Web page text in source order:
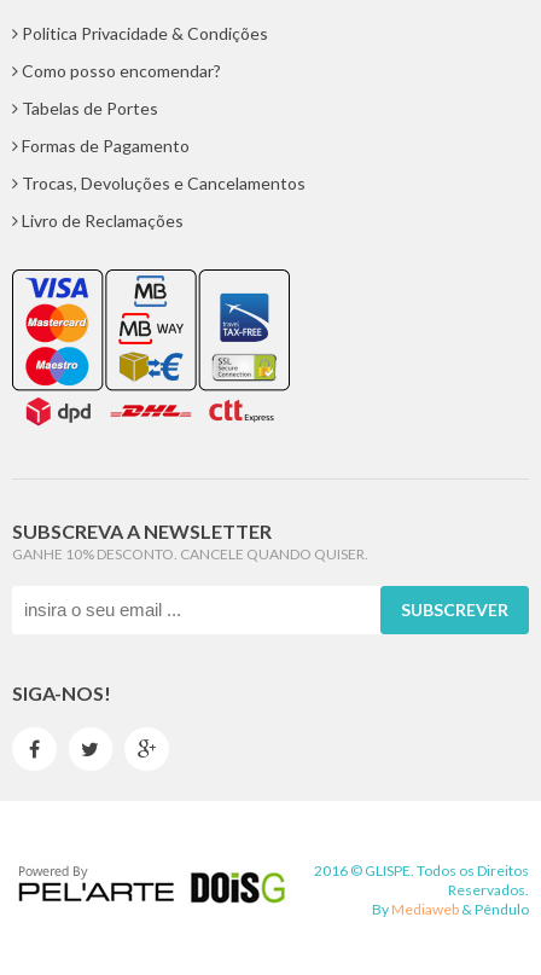
Politica Privacidade & Condições
Como posso encomendar?
Tabelas de Portes
Formas de Pagamento
Trocas, Devoluções e Cancelamentos
Livro de Reclamações
SUBSCREVA A NEWSLETTER
GANHE 10% DESCONTO. CANCELE QUANDO QUISER.
SUBSCREVER
SIGA-NOS!
  
2016 © GLISPE. Todos os Direitos
Reservados.
By Mediaweb &Pêndulo